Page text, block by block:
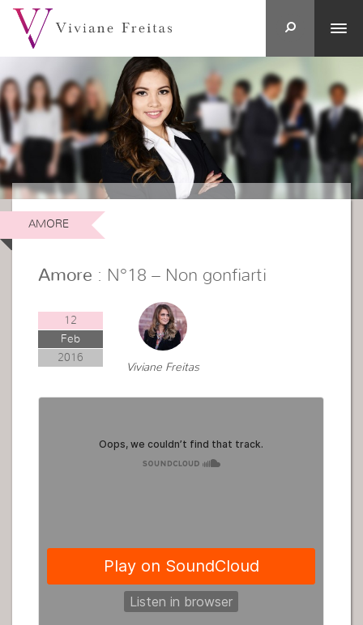
AMORE
Amore : N°18 – Non gonfiarti
12
Feb
2016
Viviane Freitas